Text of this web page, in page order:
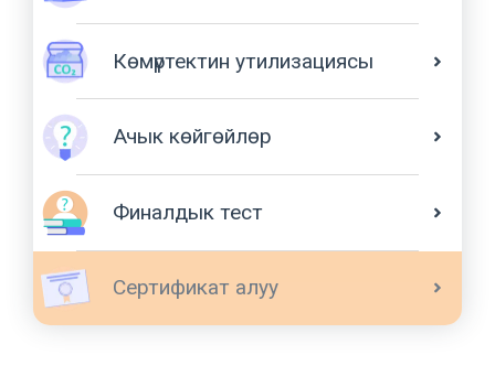
Көмүртектин утилизациясы
Ачык көйгөйлөр
Финалдык тест
Сертификат алуу